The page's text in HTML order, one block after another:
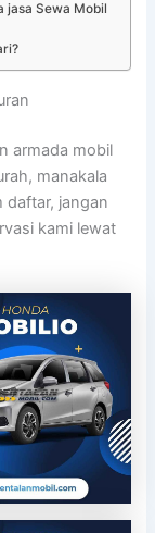
jasa Sewa Mobil
armada mobil
manakala
daftar, jangan
kami lewat